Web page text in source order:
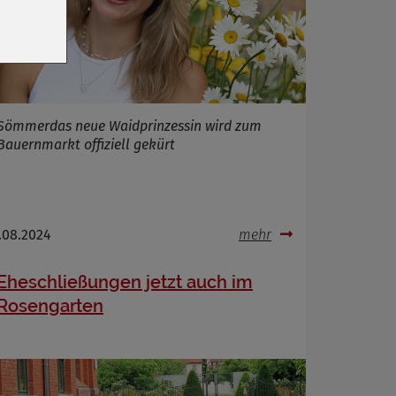
neue Waidprinzessin wird zum
offiziell gekürt
mehr
jetzt auch im